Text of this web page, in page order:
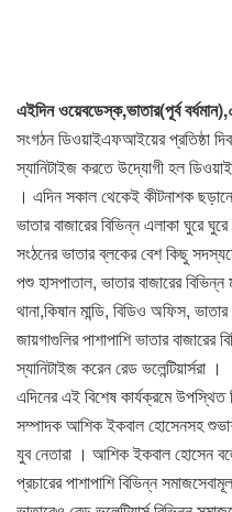
এইদিন ওয়েবডেস্ক,ভাতার(পূর্ব
সংগঠন ডিওয়াইএফআইয়ের প্রতিষ্ঠা
স্যানিটাইজ করতে উদ্যোগী হল
। এদিন সকাল থেকেই কীটনাশক
ভাতার বাজারের বিভিন্ন এলাকা ঘুরে
সংঠনের ভাতার ব্লকের বেশ কিছু
পশু হাসপাতাল, ভাতার বাজারের
থানা,কিষান মান্ডি, বিডিও অফিস,
জায়গাগুলির পাশাপাশি ভাতার বাজারের
স্যানিটাইজ করেন রেড ভলেন্টিয়ার্সরা ।
এদিনের এই বিশেষ কার্যক্রমে
সম্পাদক আশিক ইকবাল হোসেনসহ
যুব নেতারা । আশিক ইকবাল হোসেন
প্রচারের পাশাপাশি বিভিন্ন